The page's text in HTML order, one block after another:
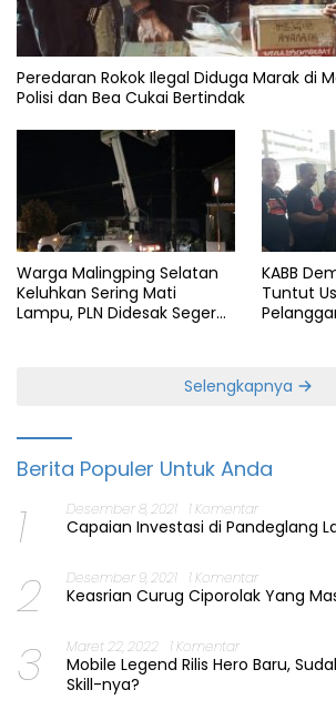
Peredaran Rokok Ilegal Diduga Marak di
Polisi dan Bea Cukai Bertindak
Warga Malingping Selatan
Keluhkan Sering Mati
Lampu, PLN Didesak Segera
KABB
Tuntut
Selengkapnya
Berita Populer Untuk Anda
1 Desember 8, 2021 1 Komentar
Capaian Investasi di Pandeglang
2 Desember 9, 2021 1 Komentar
Keasrian Curug Ciporolak Yang
3 Maret 22, 2022 1 Komentar
Mobile Legend Rilis Hero Baru,
Skill-nya?